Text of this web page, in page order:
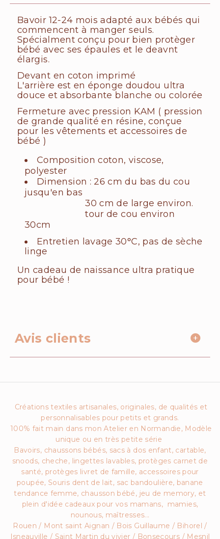
Bavoir 12-24 mois adapté aux bébés qui
commencent à manger seuls.
Spécialment conçu pour bien protèger
bébé avec ses épaules et le deavnt
élargis.
Devant en coton imprimé
L'arrière est en éponge doudou ultra
douce et absorbante blanche ou colorée
Fermeture avec pression KAM ( pression
de grande qualité en résine, conçue
pour les vêtements et accessoires de
bébé )
Composition coton, viscose,
polyester
Dimension : 26 cm du bas du cou
jusqu'en bas
30 cm de large environ.
tour de cou environ
30cm
Entretien lavage 30°C, pas de sèche
linge
Un cadeau de naissance ultra pratique
pour bébé !
Avis clients
Créations textiles artisanales, originales, de qualités et
personnalisables pour petits et grands.
100% fait main dans mon Atelier en Normandie, Modèle
unique ou en très petite série
Bavoirs, chaussons bébés, sacs à dos enfant, cartable,
snoods, cheche, lingettes lavables, protèges carnet de
santé, protèges livret de famille, accessoires pour
poupée, Souris dent de lait, sac bandoulière, banane
tendance femme, chausson bébé, jeu de memory, et
plein d'idée cadeaux pour vos mamans, mamies,
nounous, maîtresses...
Rouen / Mont saint Aignan / Bois Guillaume / Bihorel /
Isneauville / Saint Martin du vivier / Bonsecours / Mesnil